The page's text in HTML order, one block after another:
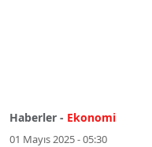
Haberler - Ekonomi
01 Mayıs 2025 - 05:30